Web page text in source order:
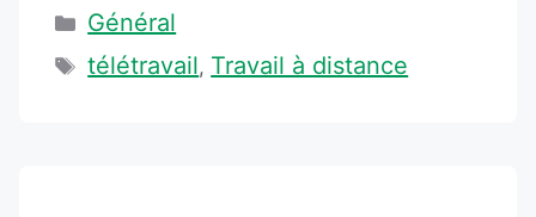
Catégories
Général
Étiquettes
télétravail, Travail à distance